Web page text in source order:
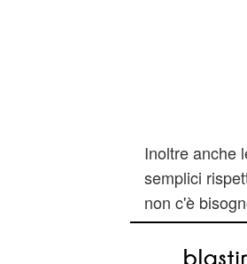
Inoltre anche
semplici
non c'è
piccole
caso non si